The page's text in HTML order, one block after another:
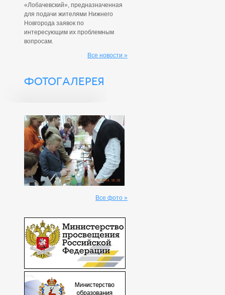
«Лобачевский», предназначенная
для подачи жителями Нижнего
Новгорода заявок по
интересующим их проблемным
вопросам.
Все новости »
ФОТОГАЛЕРЕЯ
Все фото »